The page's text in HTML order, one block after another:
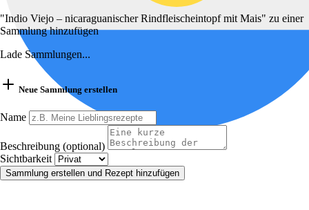
"Indio Viejo – nicaraguanischer Rindfleischeintopf mit Mais" zu einer
Sammlung hinzufügen
Lade Sammlungen...
Neue Sammlung erstellen
Name
Beschreibung (optional)
Sichtbarkeit
Sammlung erstellen und Rezept hinzufügen